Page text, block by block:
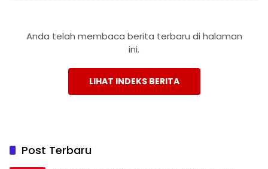
Anda telah membaca berita terbaru di halaman
ini.
LIHAT INDEKS BERITA
Post Terbaru